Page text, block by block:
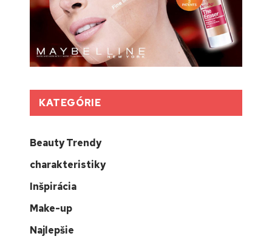
KATEGÓRIE
Beauty Trendy
charakteristiky
Inšpirácia
Make-up
Najlepšie